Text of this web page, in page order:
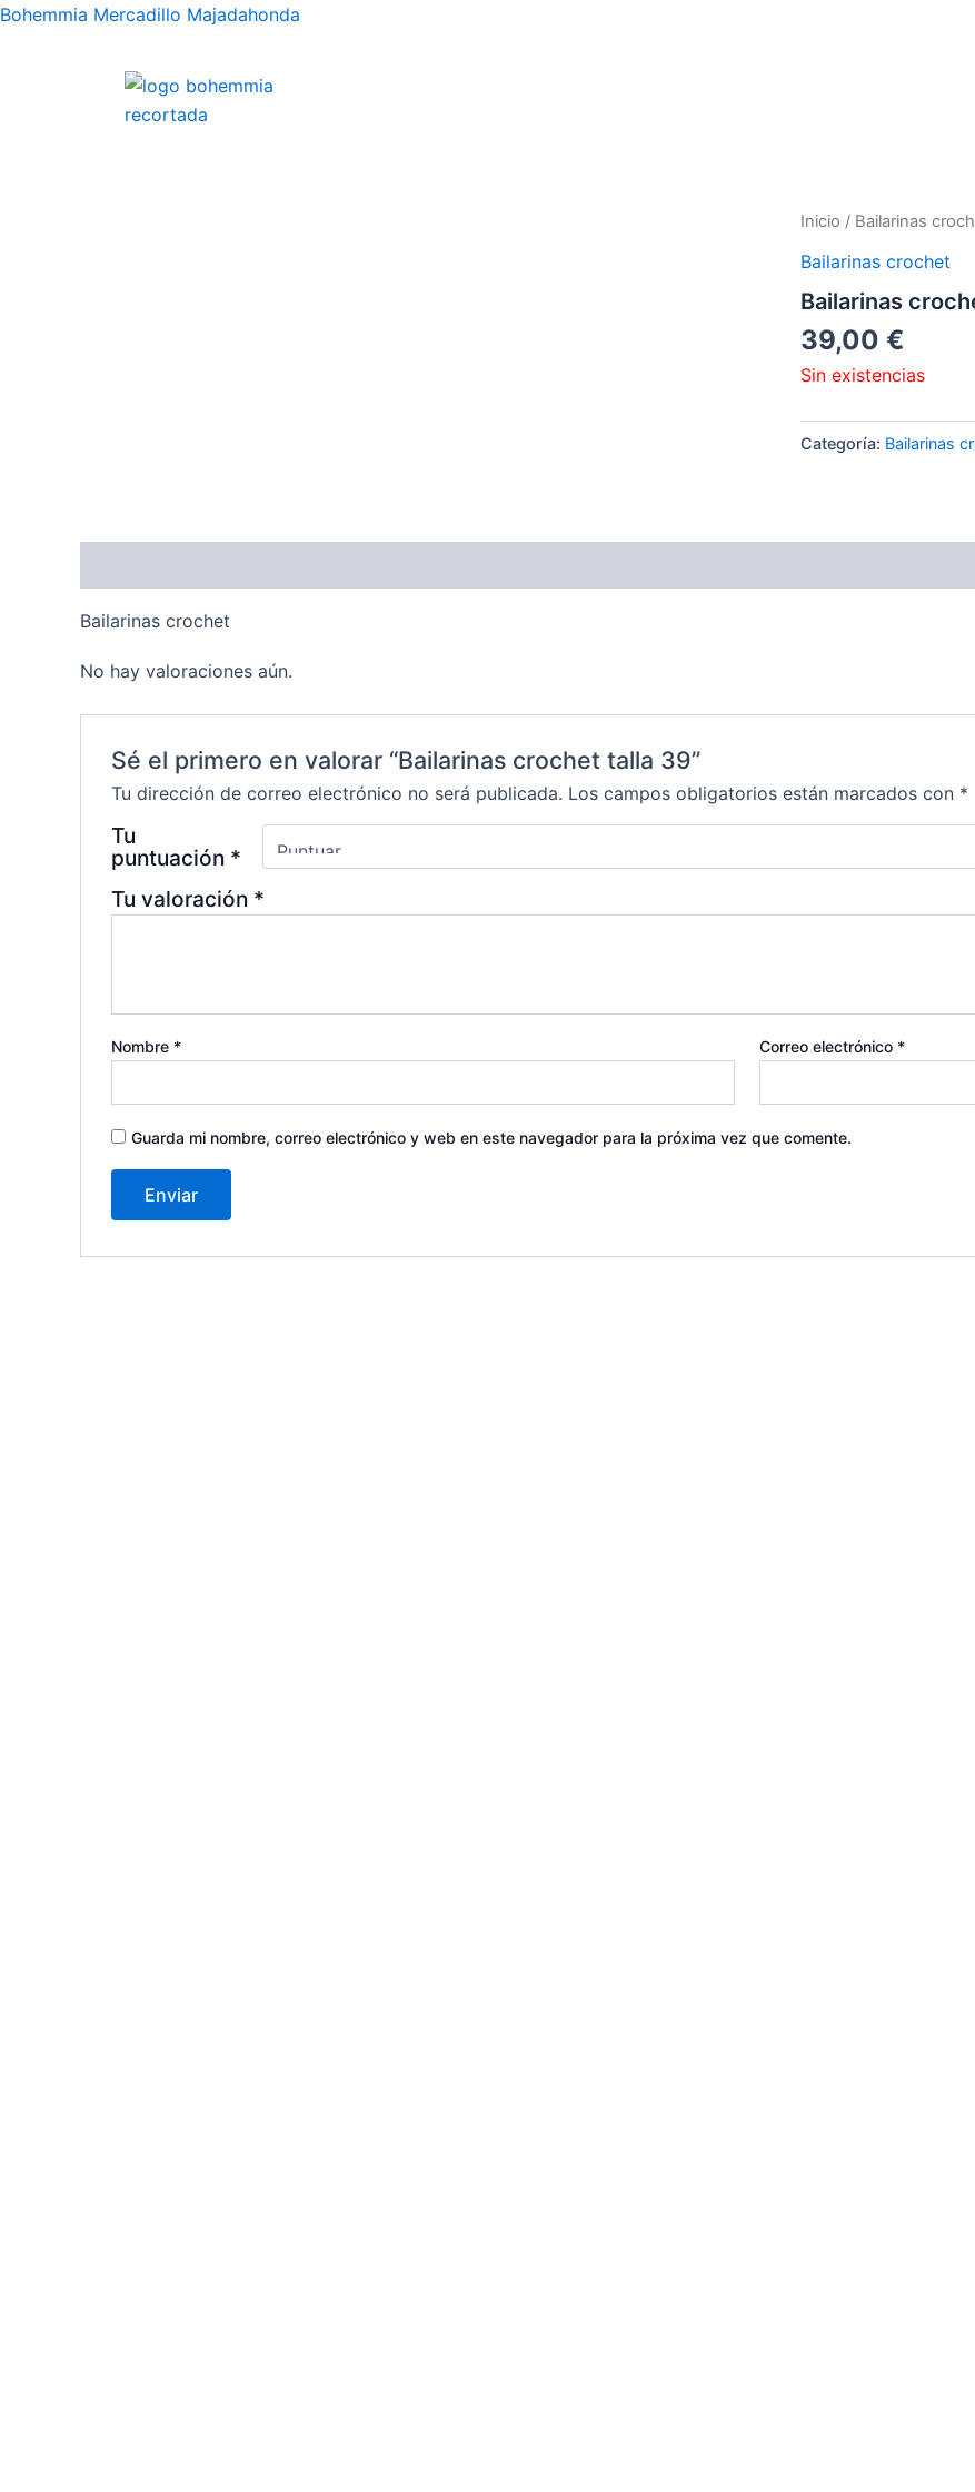
Ir
Bohemmia Mercadillo Majadahonda
Inicio / Bailarinas
Bailarinas crochet
Bailarinas
39,00 €
Sin existencias
Categoría: Bailarinas
Bailarinas crochet
No hay valoraciones aún.
Sé el primero en valorar “Bailarinas crochet talla 39”
Tu dirección de correo electrónico no será publicada. Los campos obligatorios están marcados con *
Tu
puntuación *
Tu valoración *
Nombre * Correo electrónico *
Guarda mi nombre, correo electrónico y web en este navegador para la próxima vez que comente.